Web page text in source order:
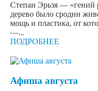
Степан Эрьзя — «гений
дерево было сродни
мощь и пластика, от
—...
ПОДРОБНЕЕ
Афиша августа